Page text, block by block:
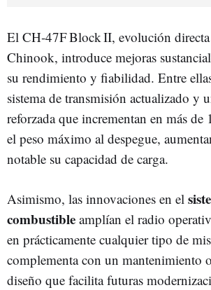
El CH‑47F Block II, evolución
Chinook, introduce mejoras
su rendimiento y fiabilidad. Entre
sistema de transmisión actualizado y
reforzada que incrementan en más
el peso máximo al despegue,
notable su capacidad de carga.
Asimismo, las innovaciones en el
combustible amplían el radio
en prácticamente cualquier tipo de
complementa con un mantenimiento
diseño que facilita futuras